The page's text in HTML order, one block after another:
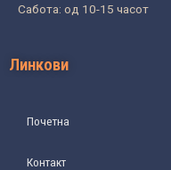
Сабота: од 10-15 часот
Линкови
Почетна
Контакт